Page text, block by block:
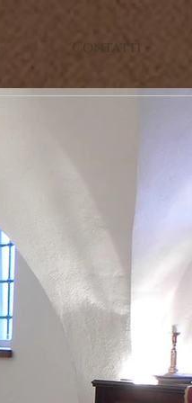
Contatti